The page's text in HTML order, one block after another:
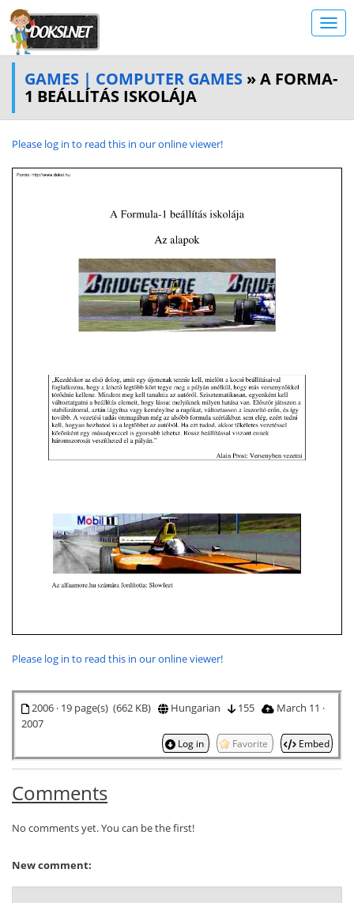
GAMES | COMPUTER GAMES » A FORMA-
1 BEÁLLÍTÁS ISKOLÁJA
Please log in to read this in our online viewer!
Please log in to read this in our online viewer!
2006 · 19 page(s) (662 KB) Hungarian 155
March 11 ·
2007
Log in Favorite Embed
Comments
No comments yet. You can be the first!
New comment: